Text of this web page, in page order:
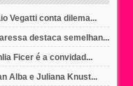
Vegatti conta dilema...
destaca semelhan...
Ficer é a convidad...
Alba e Juliana Knust...